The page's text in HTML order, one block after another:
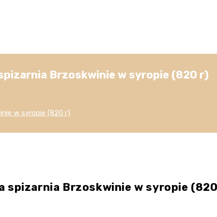
Brzoskwinie w syropie (820 г)
w syropie (820 г)
spizarnia Brzoskwinie w syropie